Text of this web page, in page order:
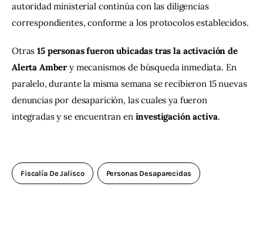
autoridad ministerial continúa con las diligencias
correspondientes, conforme a los protocolos establecidos.
Otras 15 personas fueron ubicadas tras la activación de
Alerta Amber y mecanismos de búsqueda inmediata. En
paralelo, durante la misma semana se recibieron 15 nuevas
denuncias por desaparición, las cuales ya fueron
integradas y se encuentran en investigación activa.
Fiscalía De Jalisco Personas Desaparecidas